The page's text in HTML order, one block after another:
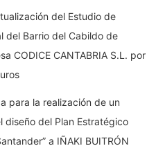
del Estudio de
del Barrio del Cabildo de
CODICE CANTABRIA S.L. por
para la realización de un
diseño del Plan Estratégico
a IÑAKI BUITRÓN